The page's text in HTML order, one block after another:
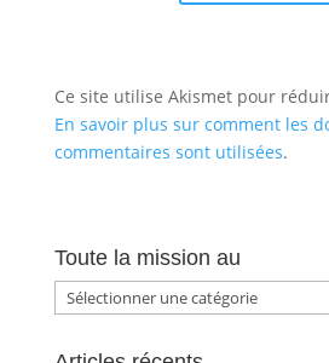
Ce site utilise Akismet pour
En savoir plus sur comment les
commentaires sont utilisées.
Toute la mission au
Toute
la
mission